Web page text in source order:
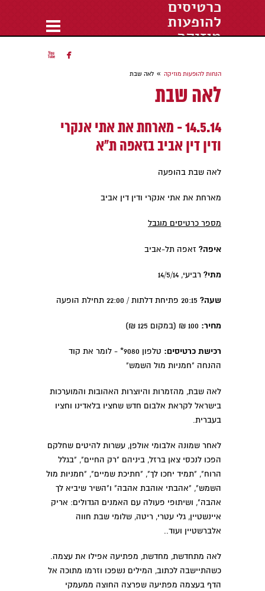
כרטיסים
להופעות
מוזיקה


הנחות להופעות מוזיקה » לאה שבת
לאה שבת
14.5.14 - מארחת את אתי אנקרי
ודין דין אביב בזאפה ת"א
לאה שבת בהופעה
מארחת את אתי אנקרי ודין דין אביב
מספר כרטיסים מוגבל
איפה? זאפה תל-אביב
מתי? רביעי, 14/5/14
שעה? 20:15 פתיחת דלתות / 22:00 תחילת הופעה
מחיר:
רכישת כרטיסים:
טלפון 9080* - לומר את קוד
ההנחה "חמניות מול השמש"
לאה שבת, מהזמרות והיוצרות האהובות והמוערכות
בישראל לקראת אלבום חדש שחציו בלאדינו וחציו
בעברית.
לאחר שמונה אלבומי אולפן, עשרות להיטים שחלקם
הפכו לנכסי צאן ברזל, ביניהם "רק החיים", "בגלל
הרוח", "תמיד יחכו לך", "חתיכת שמיים", "חמניות מול
השמש", "אהבתי אוהבת אהבה" ו"השיר שיביא לך
אהבה", ושיתופי פעולה עם האמנים הגדולים: אריק
איינשטיין, גלי עטרי, ריטה, שלומי שבת חווה
אלברשטיין ועוד..
לאה מתחדשת, מחדשת, מפתיעה אפילו את עצמה.
כשהתיישבה לכתוב, המילים נשפכו וזרמו מתוכה אל
הדף בעצמה מפתיעה שפרצה החוצה ממעמקי